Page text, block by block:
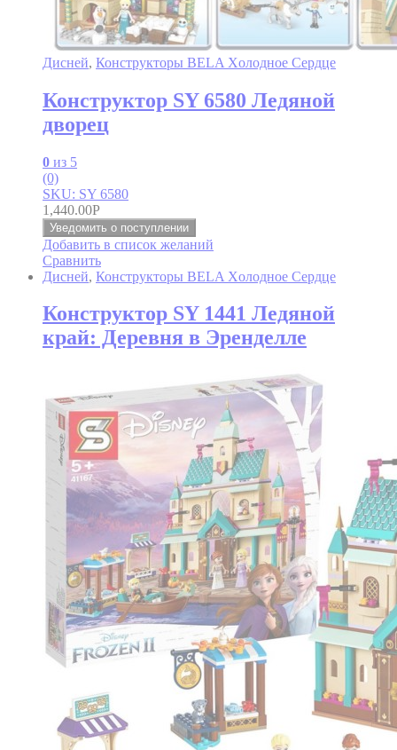
Дисней, Конструкторы BELA Xолодное Cердце
Конструктор SY 6580 Ледяной
дворец
0 из 5
(0)
SKU: SY 6580
1,440.00Р
Уведомить о поступлении
Добавить в список желаний
Сравнить
Дисней, Конструкторы BELA Xолодное Cердце
Конструктор SY 1441 Ледяной
край: Деревня в Эренделле